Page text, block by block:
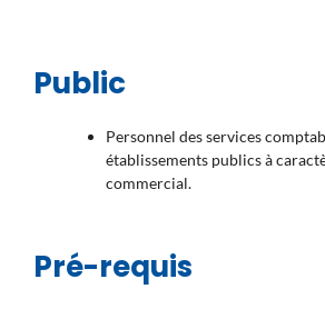
Public
Personnel des services
établissements publics à
commercial.
Pré-requis